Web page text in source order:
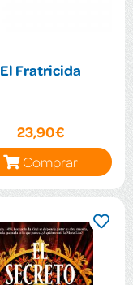
El Fratricida
23,90€
Comprar